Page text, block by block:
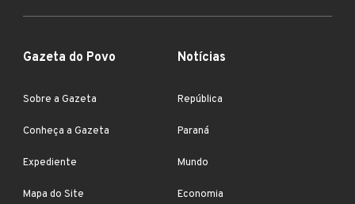
Gazeta do Povo
Sobre a Gazeta
Conheça a Gazeta
Expediente
Mapa do Site
Notícias
República
Paraná
Mundo
Economia